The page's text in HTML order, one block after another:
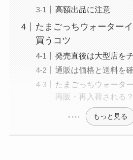
高額出品に注意
たまごっちウォーター
買うコツ
発売直後は大型店を
通販は価格と送料を
たまごっちウォータ
再販・再入荷される？
もっと見る